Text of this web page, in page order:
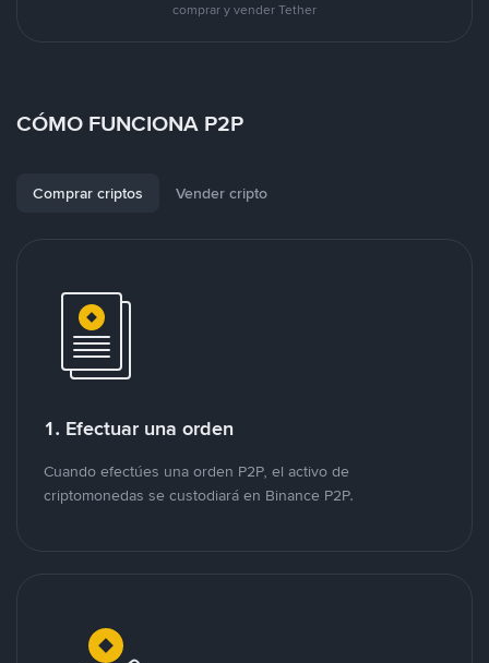
comprar y vender Tether
CÓMO FUNCIONA P2P
Comprar criptos Vender cripto
1. Efectuar una orden
Cuando efectúes una orden P2P, el activo de
criptomonedas se custodiará en Binance P2P.